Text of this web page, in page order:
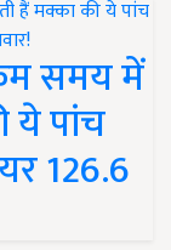
समय में
ये पांच
126.6